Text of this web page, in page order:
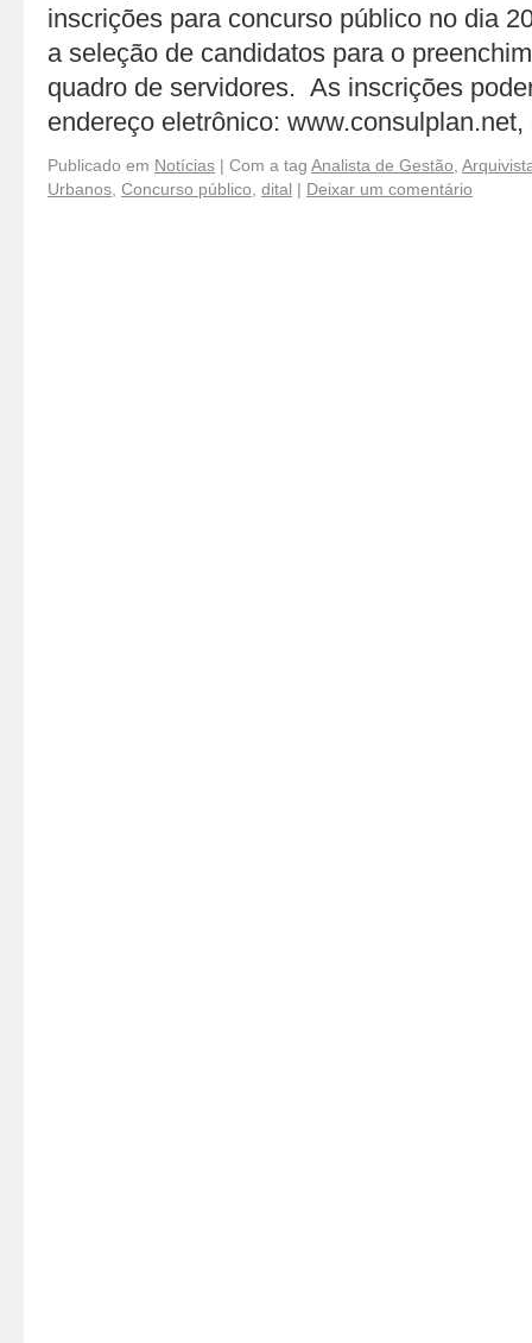
inscrições para concurso público no dia
a seleção de candidatos para o
quadro de servidores. As inscrições
endereço eletrônico:
Publicado em Notícias | Com a tag Analista de Gestão
Urbanos Concurso público dital | Deixar um comentário